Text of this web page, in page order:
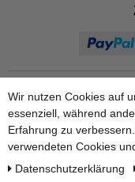
Wir nutzen Cookies auf
essenziell, während
Erfahrung zu
verwendeten Cookies
Daten­schutz­erklärung